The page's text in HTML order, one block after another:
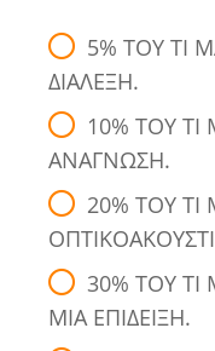
5% ΤΟΥ ΤΙ
ΔΙΑΛΕΞΗ.
10% ΤΟΥ
ΑΝΑΓΝΩΣΗ.
20% ΤΟΥ
30% ΤΟΥ
ΜΙΑ ΕΠΙΔΕΙΞΗ.